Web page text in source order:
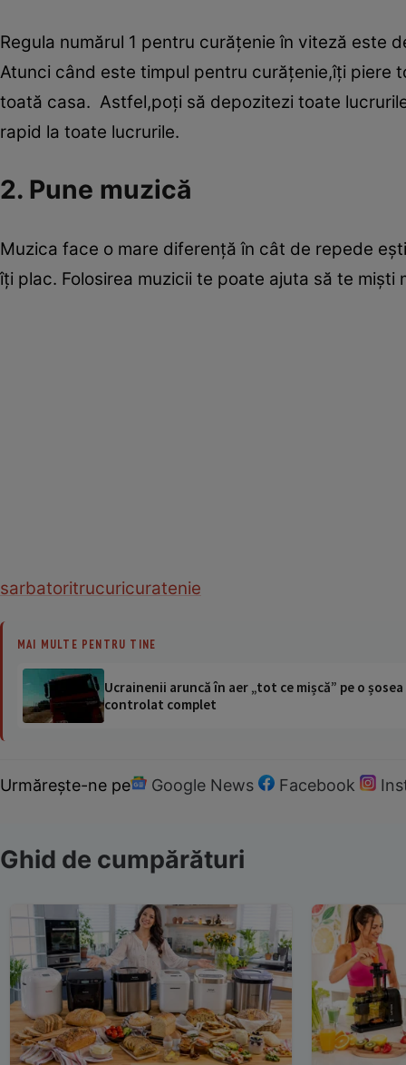
Regula numărul 1 pentru curăţenie în viteză este
Atunci când este timpul pentru curăţenie,îţi piere
toată casa. Astfel,poţi să depozitezi toate
rapid la toate lucrurile.
2. Pune muzică
Muzica face o mare diferenţă în cât de repede
îţi plac. Folosirea muzicii te poate ajuta să te
sarbatoritrucuricuratenie
MAI MULTE PENTRU TINE
Ucrainenii aruncă în aer „tot ce mișcă” pe o
controlat complet
Urmărește-ne pe Google News Facebook
Ghid de cumpărături